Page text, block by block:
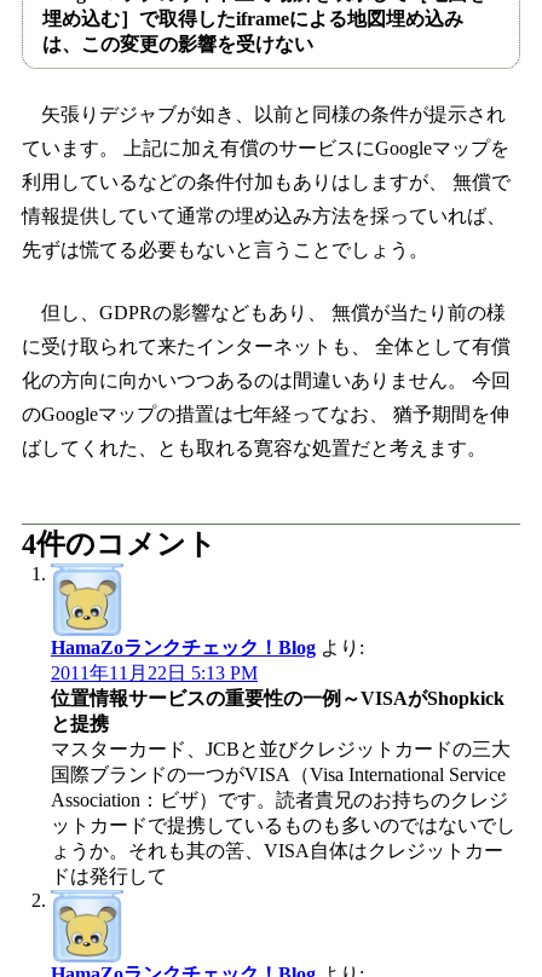
埋め込む］で取得したiframeによる地図埋め込み
は、この変更の影響を受けない
矢張りデジャブが如き、以前と同様の条件が提示され
ています。 上記に加え有償のサービスにGoogleマップを
利用しているなどの条件付加もありはしますが、 無償で
情報提供していて通常の埋め込み方法を採っていれば、
先ずは慌てる必要もないと言うことでしょう。
但し、GDPRの影響などもあり、 無償が当たり前の様
に受け取られて来たインターネットも、 全体として有償
化の方向に向かいつつあるのは間違いありません。 今回
のGoogleマップの措置は七年経ってなお、 猶予期間を伸
ばしてくれた、とも取れる寛容な処置だと考えます。
4件のコメント
HamaZoランクチェック！Blog より:
2011年11月22日 5:13 PM
位置情報サービスの重要性の一例～VISAがShopkick
と提携
マスターカード、JCBと並びクレジットカードの三大
国際ブランドの一つがVISA（Visa International Service
Association：ビザ）です。読者貴兄のお持ちのクレジ
ットカードで提携しているものも多いのではないでし
ょうか。それも其の筈、VISA自体はクレジットカー
ドは発行して